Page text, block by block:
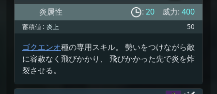
炎属性
: 20 威力: 400
蓄積値 : 炎上 50
ゴクエンオ種の専用スキル。 勢いをつけながら敵
に容赦なく飛びかかり、 飛びかかった先で炎を炸
裂させる。